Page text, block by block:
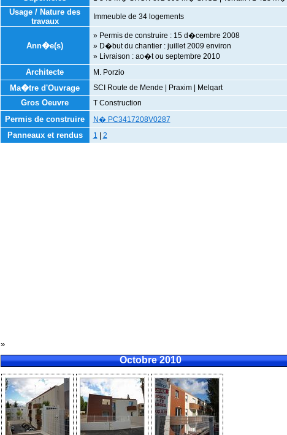
Usage / Nature des
travaux
Immeuble de 34 logements
Ann�e(s)
» Permis de construire : 15 d�cembre 2008
» D�but du chantier : juillet 2009 environ
» Livraison : ao�t ou septembre 2010
Architecte M. Porzio
Ma�tre d'Ouvrage SCI Route de Mende | Praxim | Melqart
Gros Oeuvre T Construction
Permis de construire N� PC3417208V0287
Panneaux et rendus 1 2
»
Octobre 2010